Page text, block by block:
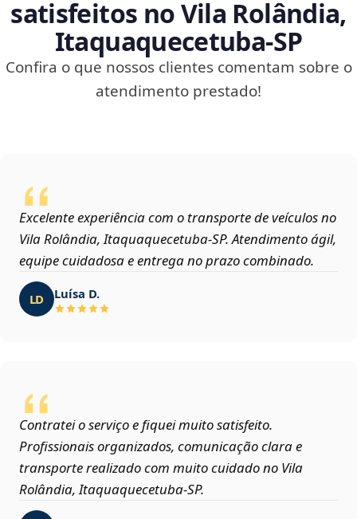
satisfeitos no Vila Rolândia,
Itaquaquecetuba‑SP
Confira o que nossos clientes comentam sobre o
atendimento prestado!
Excelente experiência com o transporte de veículos no
Vila Rolândia, Itaquaquecetuba‑SP. Atendimento ágil,
equipe cuidadosa e entrega no prazo combinado.
LD Luísa D.
Contratei o serviço e fiquei muito satisfeito.
Profissionais organizados, comunicação clara e
transporte realizado com muito cuidado no Vila
Rolândia, Itaquaquecetuba‑SP.